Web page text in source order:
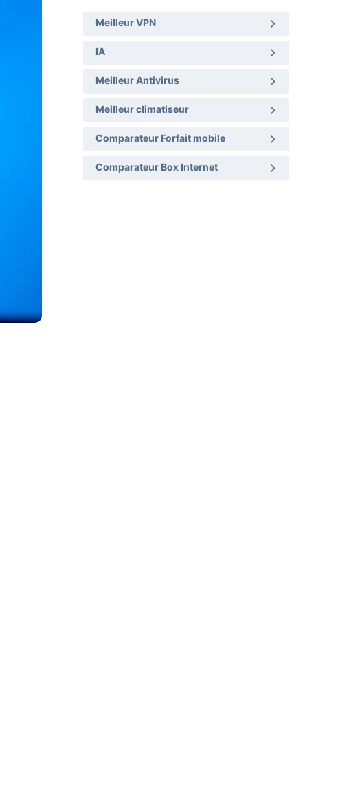
Meilleur VPN
IA
Meilleur Antivirus
Meilleur climatiseur
Comparateur Forfait mobile
Comparateur Box Internet